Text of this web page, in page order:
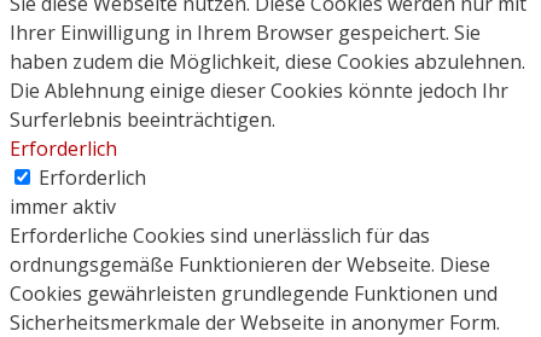
Ihrer Einwilligung in Ihrem Browser gespeichert. Sie
haben zudem die Möglichkeit, diese Cookies abzulehnen.
Die Ablehnung einige dieser Cookies könnte jedoch Ihr
Surferlebnis beeinträchtigen.
Erforderlich
Erforderlich
immer aktiv
Erforderliche Cookies sind unerlässlich für das
ordnungsgemäße Funktionieren der Webseite. Diese
Cookies gewährleisten grundlegende Funktionen und
Sicherheitsmerkmale der Webseite in anonymer Form.